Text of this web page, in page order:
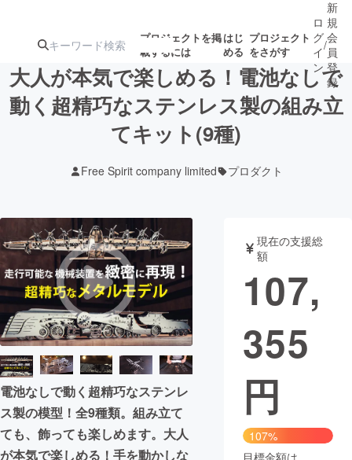
プロジェクトを掲
載するには
はじ
める
プロジェクト
をさがす
注目の新着プロ募集終了が近いプ
ロジェクト
テクノロジー・ガジェット
映像・映画 書籍・雑誌
ビジネス・起業 チャレンジ
まちづくり・地域活性化
CAMPFIRE for Social Good
CAMPFIRE Creation
CAMPFIREふるさと納税machi-ya コミュニティ
ロ
グ
イ
ン
/
新
規
会
員
登
録
大人が本気で楽しめる！電池なしで
動く超精巧なステンレス製の組み立
てキット(9種)
Free Spirit company limited プロダクト
電池なしで動く超精巧なステンレ
ス製の模型！全9種類。組み立て
ても、飾っても楽しめます。大人
が本気で楽しめる！手を動かしな
現在の支援総
額
107,
355
円
107%
目標金額は